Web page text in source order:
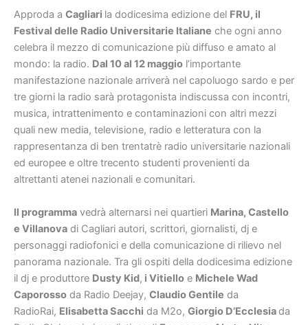
Approda a Cagliari la dodicesima edizione del FRU, il
Festival delle Radio Universitarie Italiane che ogni anno
celebra il mezzo di comunicazione più diffuso e amato al
mondo: la radio. Dal 10 al 12 maggio l’importante
manifestazione nazionale arriverà nel capoluogo sardo e per
tre giorni la radio sarà protagonista indiscussa con incontri,
musica, intrattenimento e contaminazioni con altri mezzi
quali new media, televisione, radio e letteratura con la
rappresentanza di ben trentatrè radio universitarie nazionali
ed europee e oltre trecento studenti provenienti da
altrettanti atenei nazionali e comunitari.
Il programma vedrà alternarsi nei quartieri Marina, Castello
e Villanova di Cagliari autori, scrittori, giornalisti, dj e
personaggi radiofonici e della comunicazione di rilievo nel
panorama nazionale. Tra gli ospiti della dodicesima edizione
il dj e produttore Dusty Kid, i Vitiello e Michele Wad
Caporosso da Radio Deejay, Claudio Gentile da
RadioRai, Elisabetta Sacchi da M2o, Giorgio D’Ecclesiada